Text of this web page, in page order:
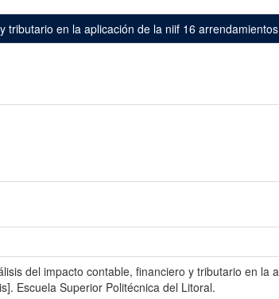
tributario en la aplicación de la niif 16
del impacto contable, financiero y tributario en
Escuela Superior Politécnica del Litoral.